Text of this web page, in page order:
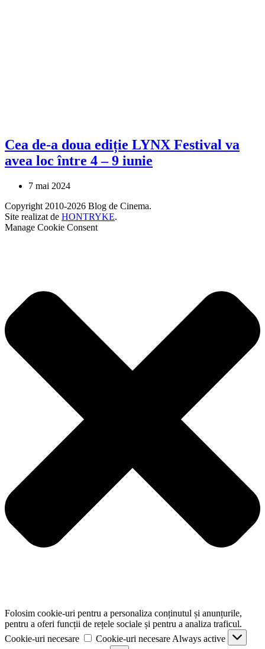
Cea de-a doua ediție LYNX Festival va
avea loc între 4 – 9 iunie
7 mai 2024
Copyright 2010-2026 Blog de Cinema.
Site realizat de HONTRYKE.
Manage Cookie Consent
Folosim cookie-uri pentru a personaliza conținutul și anunțurile,
pentru a oferi funcții de rețele sociale și pentru a analiza traficul.
Cookie-uri necesare
Cookie-uri necesare Always active